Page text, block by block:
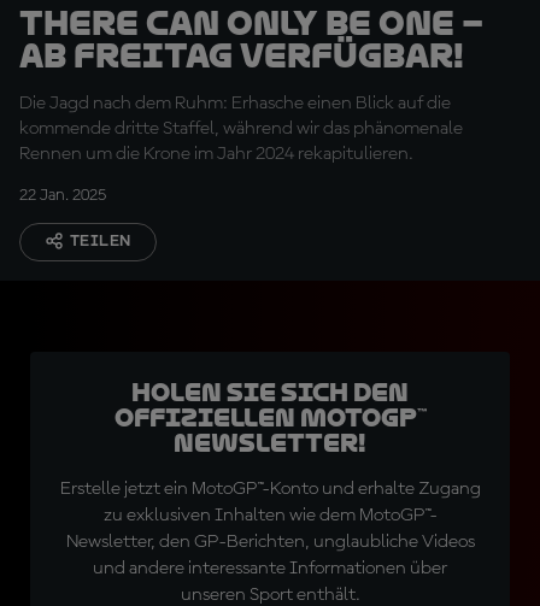
There Can Only Be One –
ab Freitag verfügbar!
Die Jagd nach dem Ruhm: Erhasche einen Blick auf die
kommende dritte Staffel, während wir das phänomenale
Rennen um die Krone im Jahr 2024 rekapitulieren.
22 Jan. 2025
TEILEN
Holen Sie sich den
offiziellen MotoGP™
Newsletter!
Erstelle jetzt ein MotoGP™-Konto und erhalte Zugang
zu exklusiven Inhalten wie dem MotoGP™-
Newsletter, den GP-Berichten, unglaubliche Videos
und andere interessante Informationen über
unseren Sport enthält.